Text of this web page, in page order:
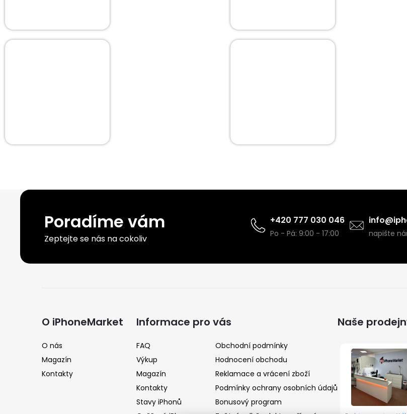
Poradíme vám
Zeptejte se nás na cokoliv
+420 777 030 046
Po - Pá: 9:00 - 17:00 napište
O iPhoneMarket
O nás
Magazín
Kontakty
Informace pro vás
FAQ
Výkup
Magazín
Kontakty
Stavy iPhonů
Obchodní podmínky
Hodnocení obchodu
Reklamace a vrácení zboží
Podmínky ochrany osobních údajů
Bonusový program
Naše